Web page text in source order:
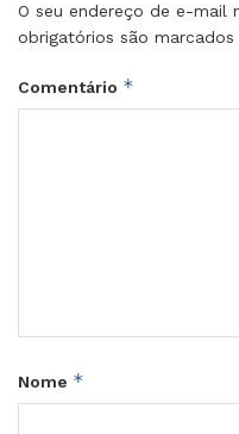
O seu endereço de e-mail
obrigatórios são marcados
Comentário *
Nome *